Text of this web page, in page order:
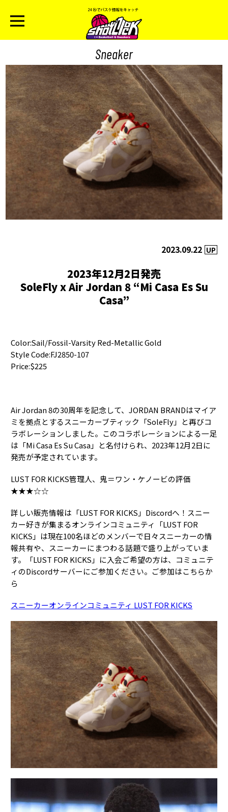
Sneaker
2023.09.22 UP
2023年12月2日発売
SoleFly x Air Jordan 8 “Mi Casa Es Su
Casa”
Color:Sail/Fossil-Varsity Red-Metallic Gold
Style Code:FJ2850-107
Price:$225
Air Jordan 8の30周年を記念して、JORDAN BRANDはマイア
ミを拠点とするスニーカーブティック「SoleFly」と再びコ
ラボレーションしました。このコラボレーションによる一足
は「Mi Casa Es Su Casa」と名付けられ、2023年12月2日に
発売が予定されています。
LUST FOR KICKS管理人、鬼＝ワン・ケノービの評価
★★★☆☆
詳しい販売情報は「LUST FOR KICKS」Discordへ！スニー
カー好きが集まるオンラインコミュニティ「LUST FOR
KICKS」は現在100名ほどのメンバーで日々スニーカーの情
報共有や、スニーカーにまつわる話題で盛り上がっていま
す。「LUST FOR KICKS」に入会ご希望の方は、コミュニテ
ィのDiscordサーバーにご参加ください。ご参加はこちらか
ら
スニーカーオンラインコミュニティ LUST FOR KICKS